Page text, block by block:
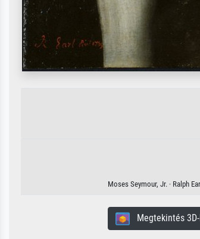
Moses Seymour, Jr. · Ralph
Megtekintés